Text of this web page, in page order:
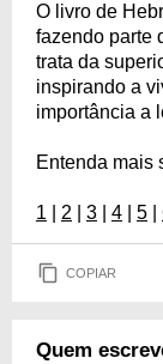
O livro de
fazendo parte
trata da
inspirando a
importância a
Entenda mais
1 2 3 4 5
COPIAR
Quem